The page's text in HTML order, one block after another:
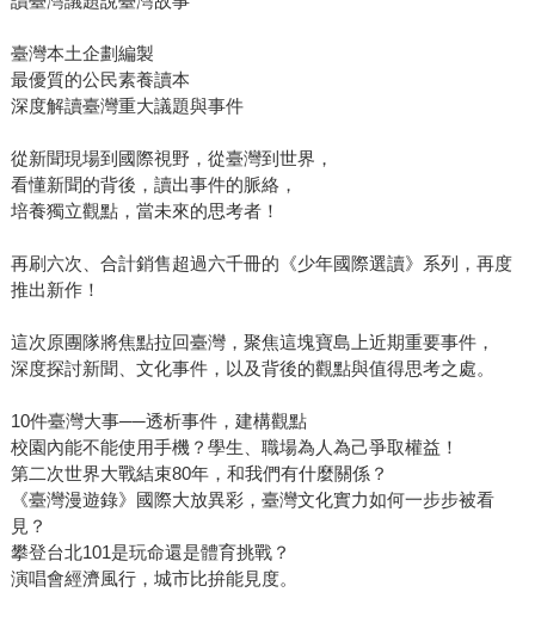
臺灣本土企劃編製
最優質的公民素養讀本
深度解讀臺灣重大議題與事件
從新聞現場到國際視野，從臺灣到世界，
看懂新聞的背後，讀出事件的脈絡，
培養獨立觀點，當未來的思考者！
再刷六次、合計銷售超過六千冊的《少年國際選讀》系列，再度
推出新作！
這次原團隊將焦點拉回臺灣，聚焦這塊寶島上近期重要事件，
深度探討新聞、文化事件，以及背後的觀點與值得思考之處。
10件臺灣大事──透析事件，建構觀點
校園內能不能使用手機？學生、職場為人為己爭取權益！
第二次世界大戰結束80年，和我們有什麼關係？
《臺灣漫遊錄》國際大放異彩，臺灣文化實力如何一步步被看
見？
攀登台北101是玩命還是體育挑戰？
演唱會經濟風行，城市比拚能見度。